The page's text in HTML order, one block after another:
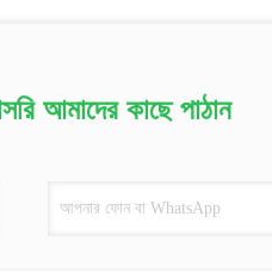
আমাদের কাছে পাঠান